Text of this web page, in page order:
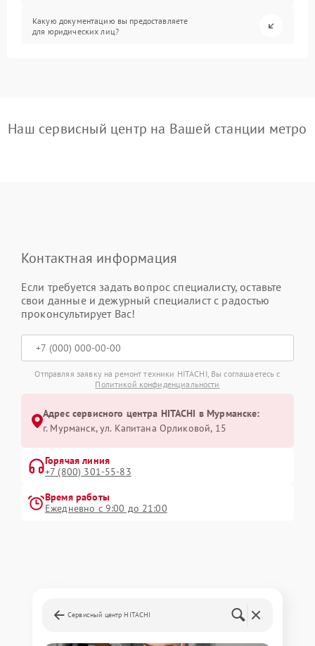
Какую документацию вы предоставляете
для юридических лиц?
Наш сервисный центр на Вашей станции метро
Контактная информация
Если требуется задать вопрос специалисту, оставьте
свои данные и дежурный специалист с радостью
проконсультирует Вас!
Отправляя заявку на ремонт техники HITACHI, Вы соглашаетесь с
Политикой конфиденциальности
Адрес сервисного центра HITACHI в Мурманске:
г. Мурманск, ул. Капитана Орликовой, 15
Горячая линия
+7 (800) 301-55-83
Время работы
Ежедневно с 9:00 до 21:00
Сервисный центр HITACHI